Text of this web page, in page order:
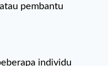
pembantu
individu